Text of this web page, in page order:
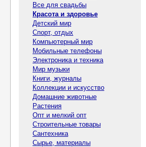
Все для свадьбы
Красота и здоровье
Детский мир
Спорт, отдых
Компьютерный мир
Мобильные телефоны
Электроника и техника
Мир музыки
Книги, журналы
Коллекции и искусство
Домашние животные
Растения
Опт и мелкий опт
Строительные товары
Сантехника
Сырье, материалы